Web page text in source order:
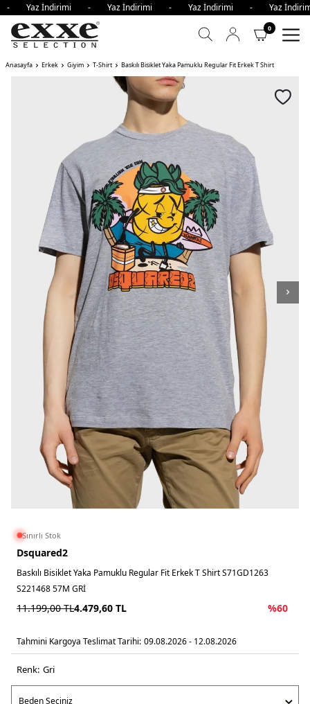
Yaz İndirimi - Yaz İndirimi - Yaz İndirimi - Yaz
0
Anasayfa Erkek Giyim T-Shirt Baskılı Bisiklet Yaka Pamuklu Regular Fit Erkek T Shirt
Sınırlı Stok
Dsquared2
Baskılı Bisiklet Yaka Pamuklu Regular Fit Erkek T Shirt S71GD1263
S221468 57M GRİ
11.199,00TL4.479,60 TL %60
Tahmini Kargoya Teslimat Tarihi: 09.08.2026 - 12.08.2026
Renk: gri̇